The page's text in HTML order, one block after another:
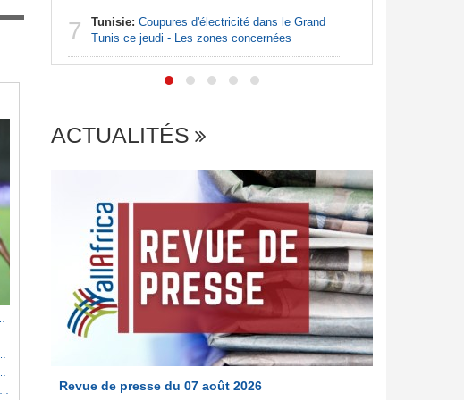
7 Tunisie: Coupures d'électricité dans le Grand
Tunis ce jeudi - Les zones concernées
ACTUALITÉS
Revue de presse du 07 août 2026